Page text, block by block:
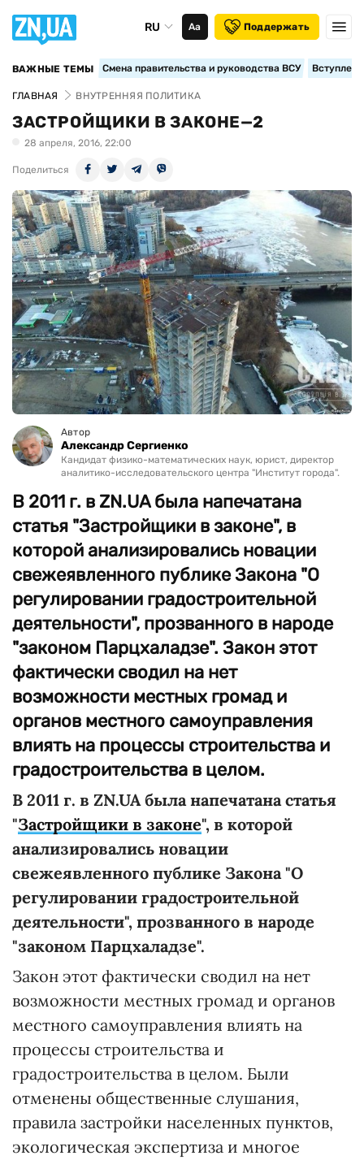
RU Аа Поддержать
ВАЖНЫЕ ТЕМЫ Смена правительства и руководства ВСУ
ГЛАВНАЯ ВНУТРЕННЯЯ ПОЛИТИКА
ЗАСТРОЙЩИКИ В ЗАКОНЕ—2
28 апреля, 2016, 22:00
Поделиться
Автор
Александр Сергиенко
Кандидат физико-математических наук, юрист, директор
аналитико-исследовательского центра "Институт города".
В 2011 г. в ZN.UA была напечатана
статья "Застройщики в законе", в
которой анализировались новации
свежеявленного публике Закона "О
регулировании градостроительной
деятельности", прозванного в народе
"законом Парцхаладзе". Закон этот
фактически сводил на нет
возможности местных громад и
органов местного самоуправления
влиять на процессы строительства и
градостроительства в целом.
В 2011 г. в ZN.UA была напечатана статья
"Застройщики в законе", в которой
анализировались новации
свежеявленного публике Закона "О
регулировании градостроительной
деятельности", прозванного в народе
"законом Парцхаладзе".
Закон этот фактически сводил на нет
возможности местных громад и органов
местного самоуправления влиять на
процессы строительства и
градостроительства в целом. Были
отменены общественные слушания,
правила застройки населенных пунктов,
экологическая экспертиза и многое